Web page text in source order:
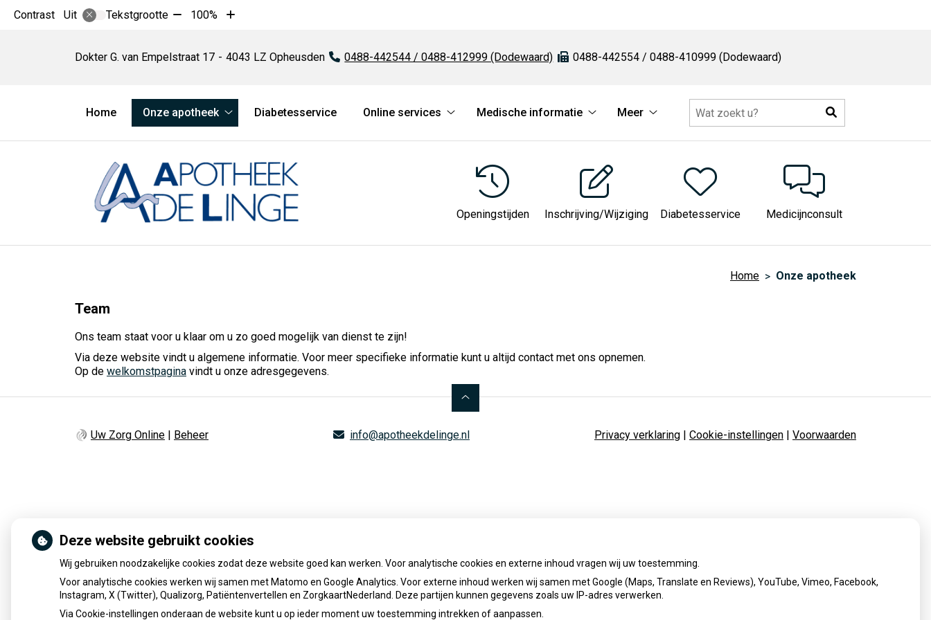
Contrast Uit Tekstgrootte Tekst
10%
100%
Tekst
10%
Dokter G. van Empelstraat 17 4043 LZ Opheusden Tel:
0488-442544 / 0488-412999 (Dodewaard) Fax:
0488-442554 / 0488-410999 (Dodewaard)
Hoofdmenu
Home
Onze apotheek
Onze
apotheek
submenu
Diabetesservice
Online services
services
submenu
Medische informatie
informatie
submenu
Meer
submenu
Zoeken
Openingstijden Inschrijving/Wijziging Diabetesservice Medicijnconsult
Home Onze apotheek
Team
Ons team staat voor u klaar om u zo goed mogelijk van dienst te zijn!
Via deze website vindt u algemene informatie. Voor meer specifieke informatie kunt u altijd contact met ons opnemen.
Op de welkomstpagina vindt u onze adresgegevens.
Uw Zorg Online | Beheer info@apotheekdelinge.nl Privacy verklaring | Cookie-instellingen | Voorwaarden
Deze website gebruikt cookies
Wij gebruiken noodzakelijke cookies zodat deze website goed kan werken. Voor analytische cookies en externe inhoud vragen wij uw toestemming.
Voor analytische cookies werken wij samen met Matomo en Google Analytics. Voor externe inhoud werken wij samen met Google (Maps, Translate en Reviews), YouTube, Vimeo, Facebook,
Instagram, X (Twitter), Qualizorg, Patiëntenvertellen en ZorgkaartNederland. Deze partijen kunnen gegevens zoals uw IP-adres verwerken.
Via Cookie-instellingen onderaan de website kunt u op ieder moment uw toestemming intrekken of aanpassen.